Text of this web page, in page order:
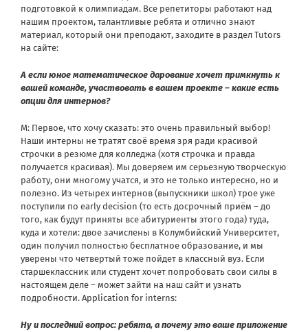
подготовкой к олимпиадам. Все репетиторы работают над
нашим проектом, талантливые ребята и отлично знают
материал, который они преподают, заходите в раздел Tutors
на сайте:
А если юное математическое дарование хочет примкнуть к
вашей команде, участвовать в вашем проекте – какие есть
опции для интернов?
М: Первое, что хочу сказать: это очень правильный выбор!
Наши интерны не тратят своё время зря ради красивой
строчки в резюме для колледжа (хотя строчка и правда
получается красивая). Мы доверяем им серьезную творческую
работу, они многому учатся, и это не только интересно, но и
полезно. Из четырех интернов (выпускники школ) трое уже
поступили по early decision (то есть досрочный приём – до
того, как будут приняты все абитуриенты этого года) туда,
куда и хотели: двое зачислены в Колумбийский Университет,
один получил полностью бесплатное образование, и мы
уверены что четвертый тоже пойдет в классный вуз. Если
старшеклассник или студент хочет попробовать свои силы в
настоящем деле – может зайти на наш сайт и узнать
подробности. Application for interns:
Ну и последний вопрос: ребята, а почему это ваше приложение